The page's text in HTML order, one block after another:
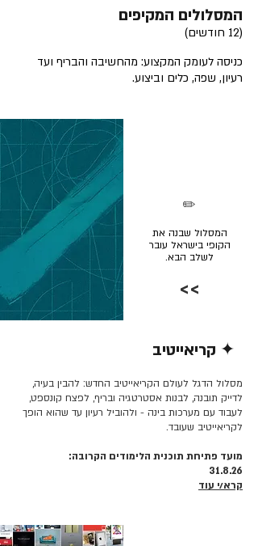
המסלולים המקיפים
(12 חודשים)
כניסה לעומק המקצוע: מהחשיבה והבריף ועד
רעיון, שפה, כלים וביצוע.
המסלול שבנה את
הקופי בישראל עובר
לשלב הבא.
✏️
>>
✦ קריאייטיב
מסלול הדגל לעולם הקריאייטיב החדש: להבין בעיה,
לדייק תובנה, לבנות אסטרטגיה ובריף, לפצח קונספט,
לעבוד עם מערכות בינה - ולהוביל רעיון עד שהוא הופך
לקריאייטיב שעובד.
מועד פתיחת תוכנית הלימודים הקרובה:
31.8.26
קרא/י עוד